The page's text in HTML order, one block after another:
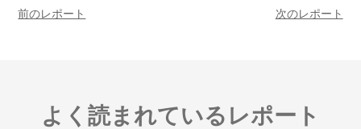
前のレポート 次のレポート
よく読まれているレポート